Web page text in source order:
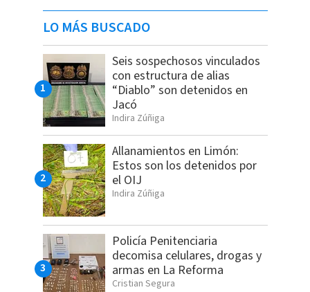
LO MÁS BUSCADO
Seis sospechosos vinculados
con estructura de alias
“Diablo” son detenidos en
Jacó
Indira Zúñiga
Allanamientos en Limón:
Estos son los detenidos por
el OIJ
Indira Zúñiga
Policía Penitenciaria
decomisa celulares, drogas y
armas en La Reforma
Cristian Segura